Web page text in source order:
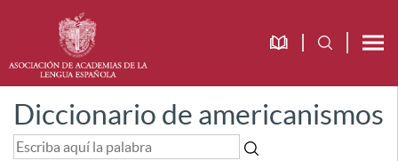
Diccionario de americanismos